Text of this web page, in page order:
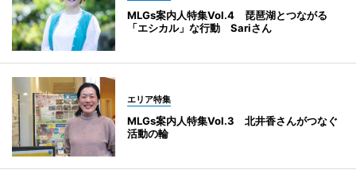
MLGs案内人特集Vol.4 琵琶湖とつながる
「エシカル」な行動 Sariさん
エリア特集
MLGs案内人特集Vol.3 北井香さんがつなぐ
活動の輪